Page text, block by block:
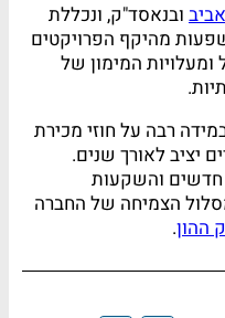
ובנאסד"ק, ונכללת
מהיקף הפרויקטים
המימון של
רבה על חוזי מכירת
יציב לאורך שנים.
חדשים והשקעות
הצמיחה של החברה
ההון.